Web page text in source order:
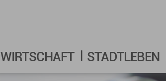
WIRTSCHAFT STADTLEBEN